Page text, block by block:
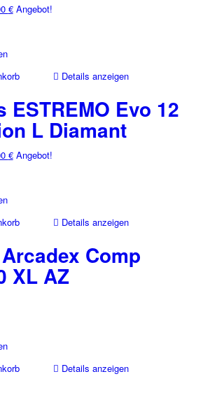
€
€Aktueller
Angebot!
Details anzeigen
ESTREMO Evo 12
L Diamant
€
€Aktueller
Angebot!
Details anzeigen
Comp
XL AZ
Details anzeigen